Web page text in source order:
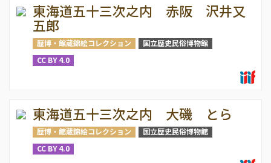
東海道五十三次之内 赤阪 沢井又
五郎
歴博・館蔵錦絵コレクション
国立歴史民俗博物館
CC BY 4.0
東海道五十三次之内 大磯 とら
歴博・館蔵錦絵コレクション
国立歴史民俗博物館
CC BY 4.0